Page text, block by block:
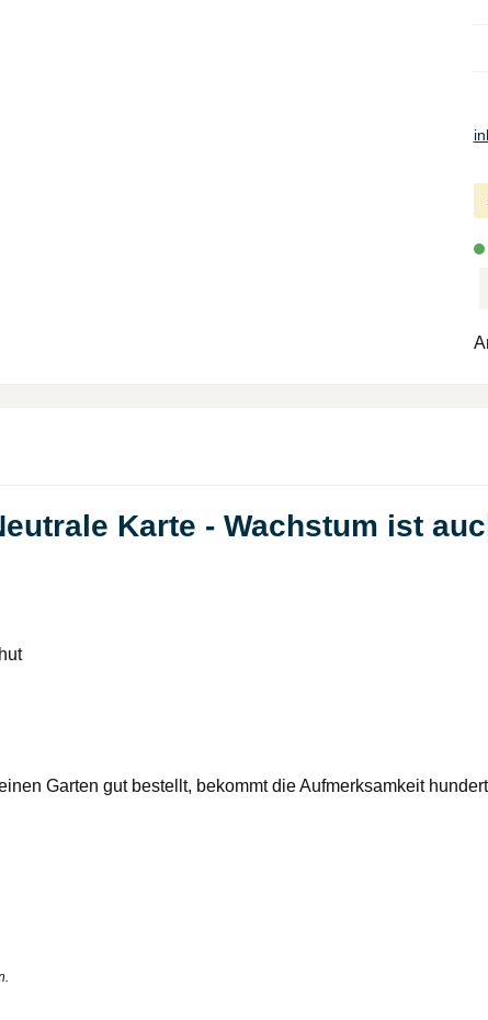
Karte - Wachstum ist
Garten gut bestellt, bekommt die Aufmerksamkeit